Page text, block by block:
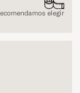
elegir